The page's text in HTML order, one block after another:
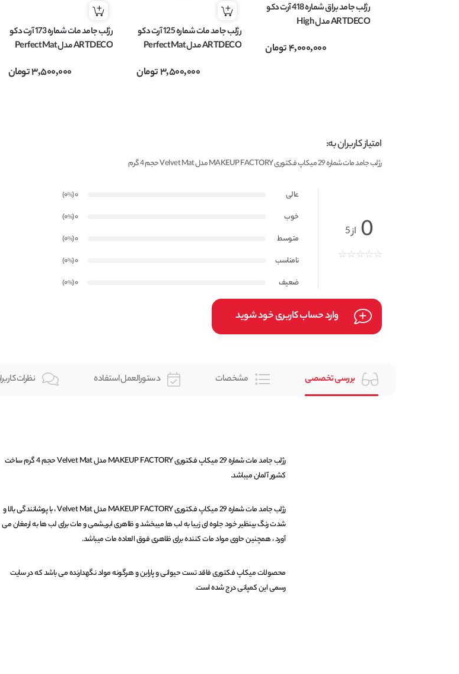
رژلب جامد براق شماره 418 آرت دکو
ARTDECO مدل High
4,000,000تومان
رژلب جامد مات شماره 125 آرت دکو
ARTDECO مدل Perfect Mat
3,500,000تومان
رژلب جامد مات شماره 173 آرت دکو
ARTDECO مدل Perfect Mat
3,500,000تومان
امتیاز کاربران به:
رژلب جامد مات شماره 29 میکاپ فکتوری MAKEUP FACTORY مدل Velvet Mat حجم 4 گرم
0 از 5
عالی 0
(0
%
)
خوب
0
(0
%
)
متوسط
0
(0
%
)
نامناسب
0
(0
%
)
ضعیف
0
(0
%
)
وارد حساب کاربری خود شوید
بررسی تخصصی مشخصات دستورالعمل استفاده نظرات
رژلب جامد مات شماره 29 میکاپ فکتوری MAKEUP FACTORY مدل Velvet Mat حجم 4 گرم ساخت
کشور آلمان میباشد.
رژلب جامد مات شماره 29 میکاپ فکتوری MAKEUP FACTORY مدل Velvet Mat ، با پوشانندگی بالا و
شدت رنگ بینظیر خود جلوه ای زیبا به لب ها میبخشد و ظاهری ابریشمی و مات برای لب ها به ارمغان می
آورد ، همچنین حاوی مواد مات کننده برای ظاهری فوق العاده مات میباشد.
محصولات میکاپ فکتوری فاقد تست حیوانی و پارابن و هرگونه مواد نگهدارنده می باشد که در سایت
رسمی این کمپانی درج شده است.